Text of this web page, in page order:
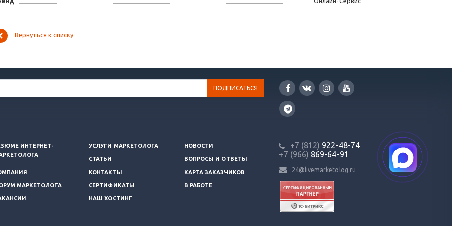
Вернуться к списку
ИНТЕРНЕТ-
УСЛУГИ МАРКЕТОЛОГА НОВОСТИ
СТАТЬИ ВОПРОСЫ И ОТВЕТЫ
КОНТАКТЫ КАРТА ЗАКАЗЧИКОВ
МАРКЕТОЛОГА СЕРТИФИКАТЫ В РАБОТЕ
НАШ ХОСТИНГ
+7 (812) 922-48-74
+7 (966) 869-64-91
24@livemarketolog.ru